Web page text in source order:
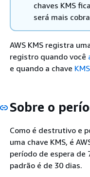
chaves KMS
será mais
AWS KMS registra
registro quando você
e quando a chave
Sobre o
Como é destrutivo e
uma chave KMS, é
período de espera de
padrão é de 30 dias.